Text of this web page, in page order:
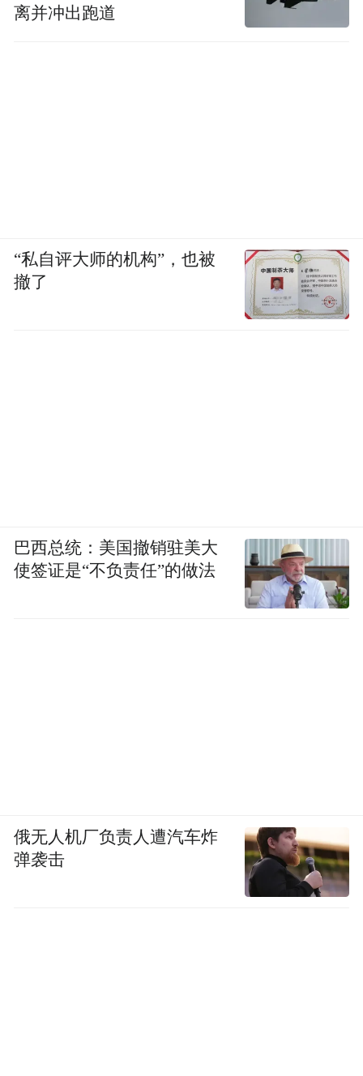
离并冲出跑道
“私自评大师的机构”，也被
撤了
巴西总统：美国撤销驻美大
使签证是“不负责任”的做法
俄无人机厂负责人遭汽车炸
弹袭击